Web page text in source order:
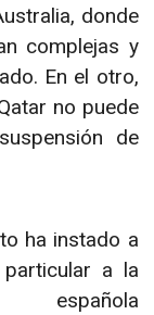
donde
complejas y
En el otro,
no puede
de
ha instado a
a la
española